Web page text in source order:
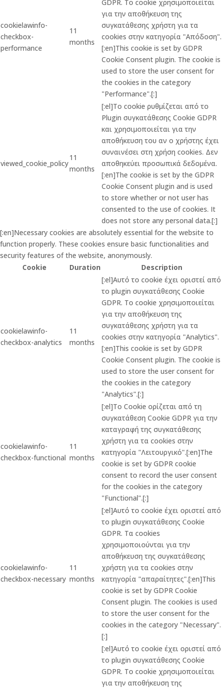
cookielawinfo-
checkbox-
performance
11
months
GDPR. Το cookie χρησιμοποιείται
για την αποθήκευση της
συγκατάθεσης χρήστη για τα
cookies στην κατηγορία "Απόδοση".
[:en]This cookie is set by GDPR
Cookie Consent plugin. The cookie is
used to store the user consent for
the cookies in the category
"Performance".[:]
viewed_cookie_policy
11
months
[:el]Το cookie ρυθμίζεται από το
Plugin συγκατάθεσης Cookie GDPR
και χρησιμοποιείται για την
αποθήκευση του αν ο χρήστης έχει
συναινέσει στη χρήση cookies. Δεν
αποθηκεύει προσωπικά δεδομένα.
[:en]The cookie is set by the GDPR
Cookie Consent plugin and is used
to store whether or not user has
consented to the use of cookies. It
does not store any personal data.[:]
[:en]Necessary cookies are absolutely essential for the website to
function properly. These cookies ensure basic functionalities and
security features of the website, anonymously.
Cookie
Duration Description
cookielawinfo-
checkbox-analytics
11
months
[:el]Αυτό το cookie έχει οριστεί από
το plugin συγκατάθεσης Cookie
GDPR. Το cookie χρησιμοποιείται
για την αποθήκευση της
συγκατάθεσης χρήστη για τα
cookies στην κατηγορία "Analytics".
[:en]This cookie is set by GDPR
Cookie Consent plugin. The cookie is
used to store the user consent for
the cookies in the category
"Analytics".[:]
cookielawinfo-
checkbox-functional
11
months
[:el]Το Cookie ορίζεται από τη
συγκατάθεση Cookie GDPR για την
καταγραφή της συγκατάθεσης
χρήστη για τα cookies στην
κατηγορία "Λειτουργικό".[:en]The
cookie is set by GDPR cookie
consent to record the user consent
for the cookies in the category
"Functional".[:]
cookielawinfo-
checkbox-necessary
11
months
[:el]Αυτό το cookie έχει οριστεί από
το plugin συγκατάθεσης Cookie
GDPR. Τα cookies
χρησιμοποιούνται για την
αποθήκευση της συγκατάθεσης
χρήστη για τα cookies στην
κατηγορία "απαραίτητες".[:en]This
cookie is set by GDPR Cookie
Consent plugin. The cookies is used
to store the user consent for the
cookies in the category "Necessary".
[:]
[:el]Αυτό το cookie έχει οριστεί από
το plugin συγκατάθεσης Cookie
GDPR. Το cookie χρησιμοποιείται
για την αποθήκευση της